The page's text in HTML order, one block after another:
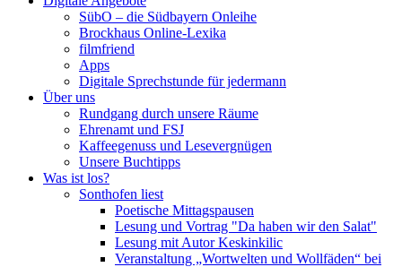
SübO – die Südbayern Onleihe
Brockhaus Online-Lexika
filmfriend
Apps
Digitale Sprechstunde für jedermann
Über uns
Rundgang durch unsere Räume
Ehrenamt und FSJ
Kaffeegenuss und Lesevergnügen
Unsere Buchtipps
Was ist los?
Sonthofen liest
Poetische Mittagspausen
Lesung und Vortrag "Da haben wir den Salat"
Lesung mit Autor Keskinkilic
Veranstaltung „Wortwelten und Wollfäden“ bei